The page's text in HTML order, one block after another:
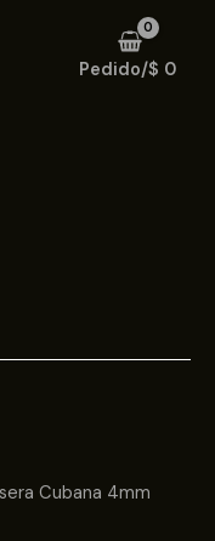
Pedido/$ 0